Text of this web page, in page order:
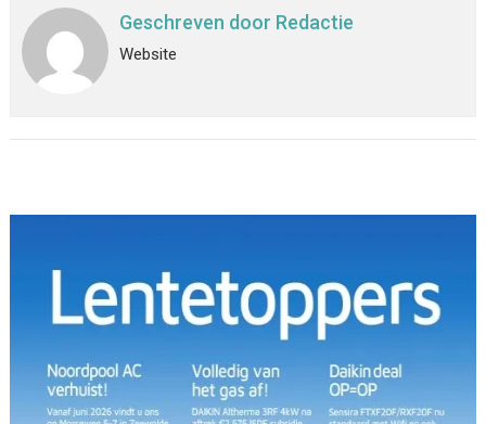
Geschreven door Redactie
Website